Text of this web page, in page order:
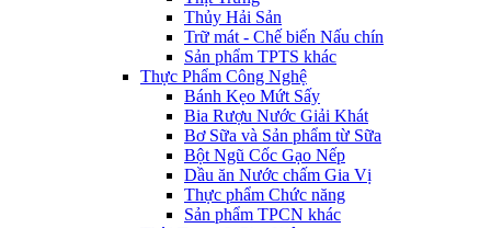
Thủy Hải Sản
Trữ mát - Chế biến Nấu chín
Sản phẩm TPTS khác
Thực Phẩm Công Nghệ
Bánh Kẹo Mứt Sấy
Bia Rượu Nước Giải Khát
Bơ Sữa và Sản phẩm từ Sữa
Bột Ngũ Cốc Gạo Nếp
Dầu ăn Nước chấm Gia Vị
Thực phẩm Chức năng
Sản phẩm TPCN khác